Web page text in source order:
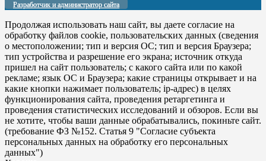
Разработчик и администратор сайта
Продолжая использовать наш сайт, вы даете согласие на
обработку файлов cookie, пользовательских данных (сведения
о местоположении; тип и версия ОС; тип и версия Браузера;
тип устройства и разрешение его экрана; источник откуда
пришел на сайт пользователь; с какого сайта или по какой
рекламе; язык ОС и Браузера; какие страницы открывает и на
какие кнопки нажимает пользователь; ip-адрес) в целях
функционирования сайта, проведения ретаргетинга и
проведения статистических исследований и обзоров. Если вы
не хотите, чтобы ваши данные обрабатывались, покиньте сайт.
(требование ФЗ №152. Статья 9 "Согласие субъекта
персональных данных на обработку его персональных
данных")